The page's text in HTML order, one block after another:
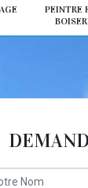
PEINTRE